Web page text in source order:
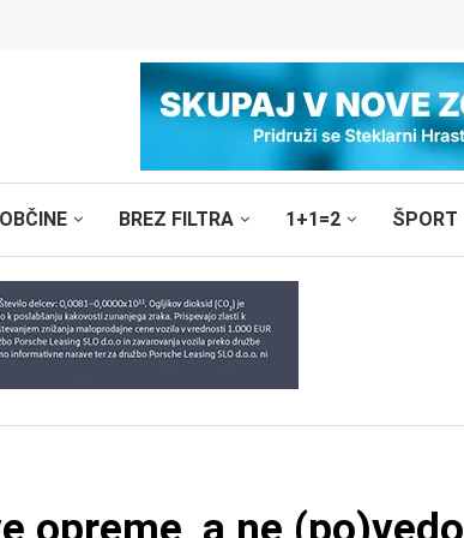
OBČINE BREZ FILTRA 1+1=2 ŠPORT